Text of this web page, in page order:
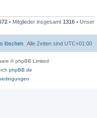
• Mitglieder insgesamt 1316 • Unser
Alle Zeiten sind UTC+01:00
löschen
© phpBB Limited
phpBB.de